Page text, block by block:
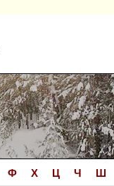
Ф Х Ц Ч Ш